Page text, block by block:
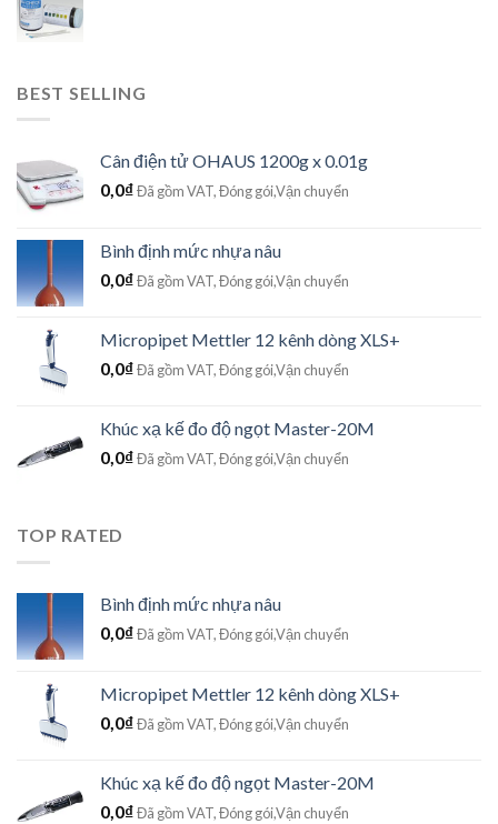
BEST SELLING
Cân điện tử OHAUS 1200g x 0.01g
0,0₫Đã gồm VAT, Đóng gói,Vận chuyển
Bình định mức nhựa nâu
0,0₫Đã gồm VAT, Đóng gói,Vận chuyển
Micropipet Mettler 12 kênh dòng XLS+
0,0₫Đã gồm VAT, Đóng gói,Vận chuyển
Khúc xạ kế đo độ ngọt Master-20M
0,0₫Đã gồm VAT, Đóng gói,Vận chuyển
TOP RATED
Bình định mức nhựa nâu
0,0₫Đã gồm VAT, Đóng gói,Vận chuyển
Micropipet Mettler 12 kênh dòng XLS+
0,0₫Đã gồm VAT, Đóng gói,Vận chuyển
Khúc xạ kế đo độ ngọt Master-20M
0,0₫Đã gồm VAT, Đóng gói,Vận chuyển